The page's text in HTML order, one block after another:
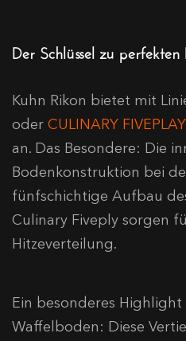
Der Schlüssel zu perfekten
Kuhn Rikon bietet mit
oder CULINARY FIVEPLAY
an. Das Besondere: Die
Bodenkonstruktion bei
fünfschichtige Aufbau
Culinary Fiveply sorgen
Hitzeverteilung.
Ein besonderes
Waffelboden: Diese